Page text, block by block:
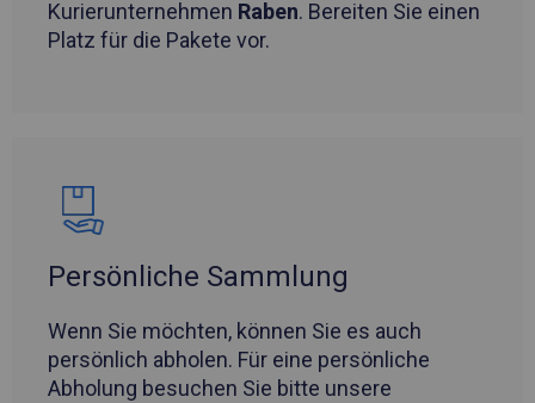
Kurierunternehmen Raben. Bereiten Sie einen
Platz für die Pakete vor.
Persönliche Sammlung
Wenn Sie möchten, können Sie es auch
persönlich abholen. Für eine persönliche
Abholung besuchen Sie bitte unsere